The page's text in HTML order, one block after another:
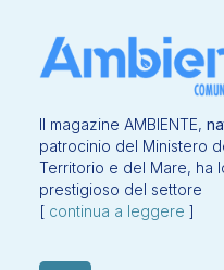
Il magazine AMBIENTE,
patrocinio del Ministero
Territorio e del Mare, ha
prestigioso del settore
[ continua a leggere ]